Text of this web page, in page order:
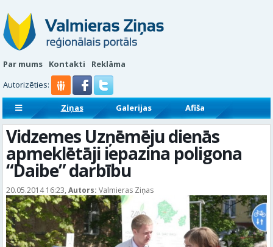
Par mums Kontakti
Reklāma
Autorizēties:
Ziņas Galerijas
Afiša
Sludinājumi
Reklāmraksti
Vidzemes Uzņēmēju dienās
apmeklētāji iepazina poligona
“Daibe” darbību
20.05.2014 16:23, Autors: Valmieras Ziņas